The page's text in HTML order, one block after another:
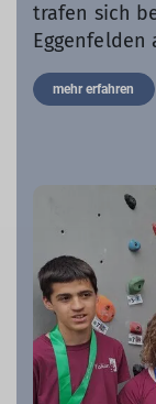
trafen sich
Eggenfelden
mehr erfahren